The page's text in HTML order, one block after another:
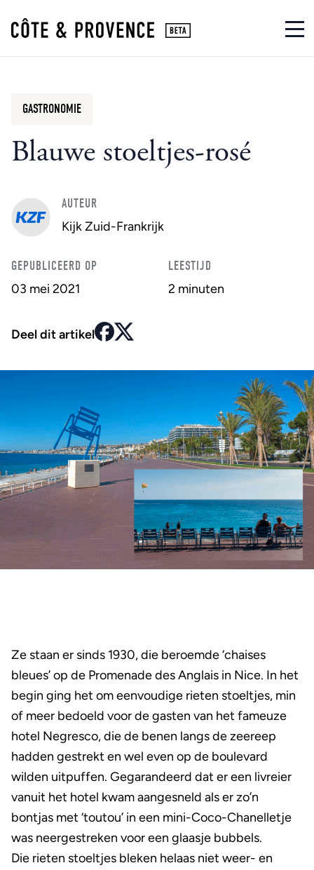
Blauwe stoeltjes-rosé
GASTRONOMIE
AUTEUR
Kijk Zuid-Frankrijk
GEPUBLICEERD OP
03 mei 2021
LEESTIJD
2 minuten
Deel dit artikel
Ze staan er sinds 1930, die beroemde ‘chaises
bleues’ op de Promenade des Anglais in Nice. In het
begin ging het om eenvoudige rieten stoeltjes, min
of meer bedoeld voor de gasten van het fameuze
hotel Negresco, die de benen langs de zeereep
hadden gestrekt en wel even op de boulevard
wilden uitpuffen. Gegarandeerd dat er een livreier
vanuit het hotel kwam aangesneld als er zo’n
bontjas met ‘toutou’ in een mini-Coco-Chanelletje
was neergestreken voor een glaasje bubbels.
Die rieten stoeltjes bleken helaas niet weer- en